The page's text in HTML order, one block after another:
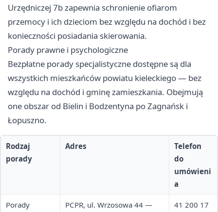
Urzędniczej 7b zapewnia schronienie ofiarom
przemocy i ich dzieciom bez względu na dochód i bez
konieczności posiadania skierowania.
Porady prawne i psychologiczne
Bezpłatne porady specjalistyczne dostępne są dla
wszystkich mieszkańców powiatu kieleckiego — bez
względu na dochód i gminę zamieszkania. Obejmują
one obszar od Bielin i Bodzentyna po Zagnańsk i
Łopuszno.
Rodzaj
porady
Adres
Telefon
do
umówieni
a
Porady
PCPR, ul. Wrzosowa 44 —
41 200 17